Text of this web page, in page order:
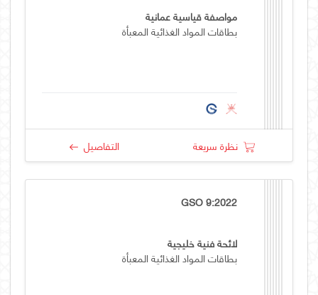
مواصفة قياسية عمانية
بطاقات المواد الغذائية المعبأة
نظرة سريعة التفاصيل
GSO 9:2022
لائحة فنية خليجية
بطاقات المواد الغذائية المعبأة